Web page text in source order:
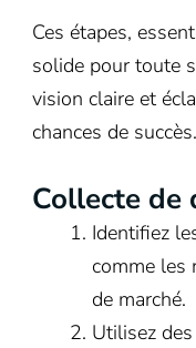
Ces étapes,
solide pour toute
vision claire et
chances de succès.
Collecte de
Identifiez
comme les
de marché.
Utilisez